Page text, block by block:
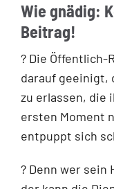
Wie gnädig:
Beitrag!
? Die Öffentlich-
darauf geeinigt,
zu erlassen, die
ersten Moment
entpuppt sich
? Denn wer sein